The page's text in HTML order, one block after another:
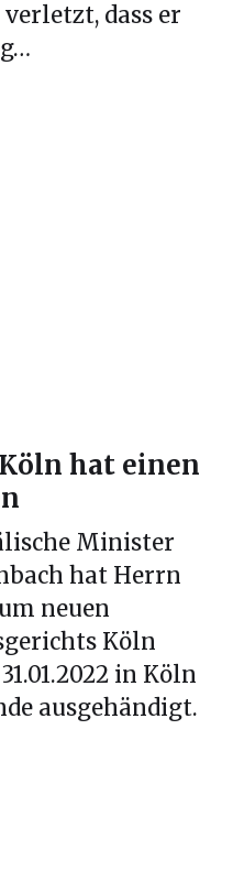
dass er
hat einen
Minister
hat Herrn
neuen
Köln
in Köln
ausgehändigt.